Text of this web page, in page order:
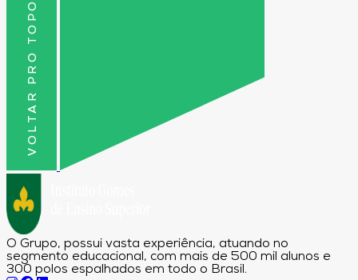
VOLTAR PRO TOPO
O Grupo, possui vasta experiência, atuando no
segmento educacional, com mais de 500 mil alunos e
300 polos espalhados em todo o Brasil.